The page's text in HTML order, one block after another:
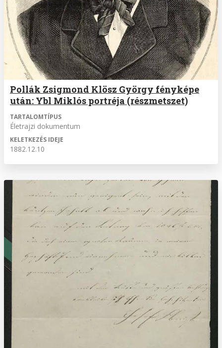
Pollák Zsigmond Klösz György fényképe
után: Ybl Miklós portréja (részmetszet)
TARTALOMTÍPUS
Életrajzi dokumentum
KELETKEZÉS IDEJE
1882.12.10